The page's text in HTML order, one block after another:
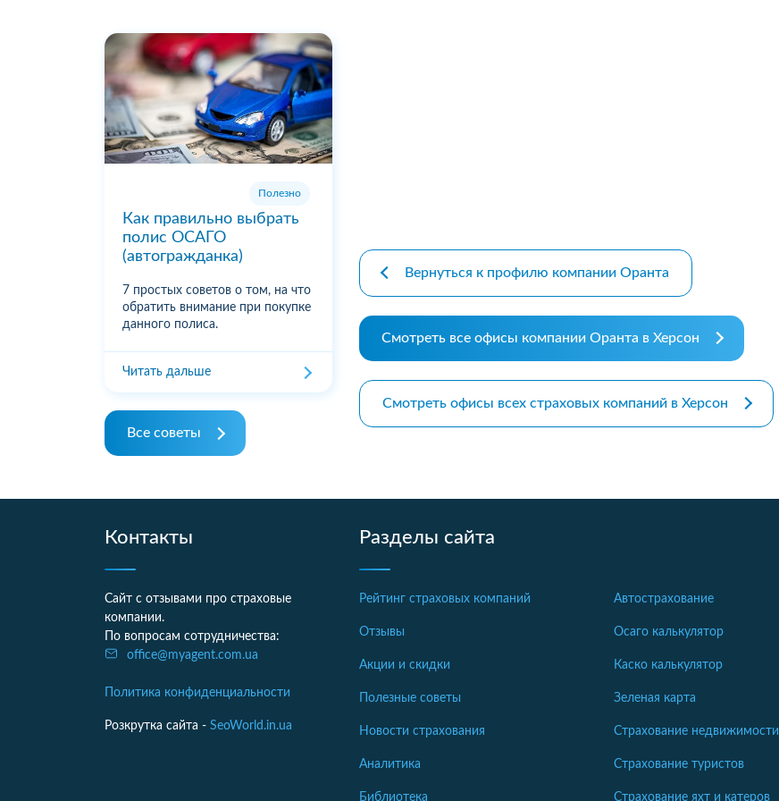
Полезно
Как правильно выбрать
полис ОСАГО
(автогражданка)
7 простых советов о том, на что
обратить внимание при покупке
данного полиса.
Читать дальше
Все советы
Вернуться к профилю компании Оранта
Смотреть все офисы компании Оранта в Херсон
Смотреть офисы всех страховых компаний в Херсон
Контакты
Сайт с отзывами про страховые
компании.
По вопросам сотрудничества:
office@myagent.com.ua
Политика конфиденциальности
Розкрутка сайта - SeoWorld.in.ua
Разделы сайта
Рейтинг страховых компаний
Отзывы
Акции и скидки
Полезные советы
Новости страхования
Аналитика
Библиотека
Автострахование
Осаго калькулятор
Каско калькулятор
Зеленая карта
Страхование недвижимости
Страхование туристов
Страхование яхт и катеров